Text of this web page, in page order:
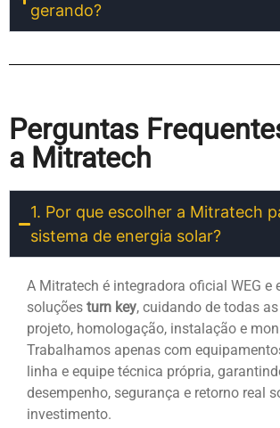
gerando?
Perguntas
a Mitratech
1. Por que escolher a Mitratech
sistema de energia solar?
A Mitratech é integradora oficial WEG e
soluções turn key, cuidando de todas
projeto, homologação, instalação e
Trabalhamos apenas com
linha e equipe técnica própria,
desempenho, segurança e retorno real
investimento.